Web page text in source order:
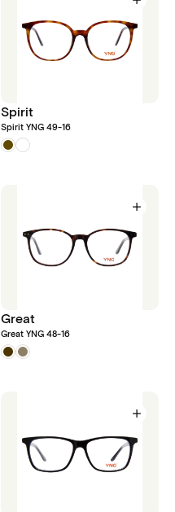
Spirit
Spirit YNG 49-16
Great
Great YNG 48-16